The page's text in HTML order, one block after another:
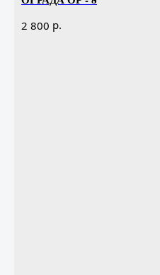
2 800 р.